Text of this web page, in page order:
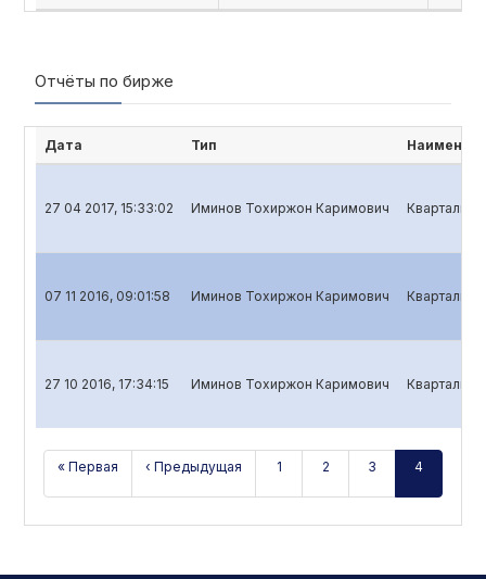
Отчёты по бирже
Дата Тип
27 04 2017, 15:33:02 Иминов Тохиржон Каримович
07 11 2016, 09:01:58 Иминов Тохиржон Каримович
27 10 2016, 17:34:15 Иминов Тохиржон Каримович
« Первая ‹ Предыдущая 1 2 3 4